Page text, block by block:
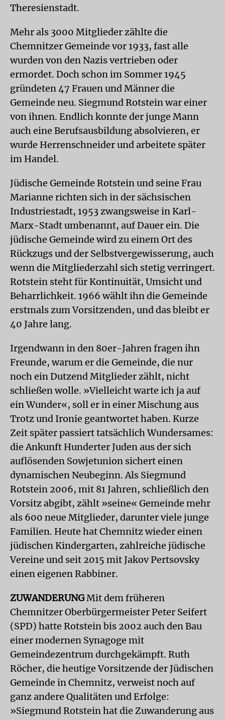
Theresienstadt.
Mehr als 3000 Mitglieder zählte die
Chemnitzer Gemeinde vor 1933, fast alle
wurden von den Nazis vertrieben oder
ermordet. Doch schon im Sommer 1945
gründeten 47 Frauen und Männer die
Gemeinde neu. Siegmund Rotstein war einer
von ihnen. Endlich konnte der junge Mann
auch eine Berufsausbildung absolvieren, er
wurde Herrenschneider und arbeitete später
im Handel.
Jüdische Gemeinde Rotstein und seine Frau
Marianne richten sich in der sächsischen
Industriestadt, 1953 zwangsweise in Karl-
Marx-Stadt umbenannt, auf Dauer ein. Die
jüdische Gemeinde wird zu einem Ort des
Rückzugs und der Selbstvergewisserung, auch
wenn die Mitgliederzahl sich stetig verringert.
Rotstein steht für Kontinuität, Umsicht und
Beharrlichkeit. 1966 wählt ihn die Gemeinde
erstmals zum Vorsitzenden, und das bleibt er
40 Jahre lang.
Irgendwann in den 80er-Jahren fragen ihn
Freunde, warum er die Gemeinde, die nur
noch ein Dutzend Mitglieder zählt, nicht
schließen wolle. »Vielleicht warte ich ja auf
ein Wunder«, soll er in einer Mischung aus
Trotz und Ironie geantwortet haben. Kurze
Zeit später passiert tatsächlich Wundersames:
die Ankunft Hunderter Juden aus der sich
auflösenden Sowjetunion sichert einen
dynamischen Neubeginn. Als Siegmund
Rotstein 2006, mit 81 Jahren, schließlich den
Vorsitz abgibt, zählt »seine« Gemeinde mehr
als 600 neue Mitglieder, darunter viele junge
Familien. Heute hat Chemnitz wieder einen
jüdischen Kindergarten, zahlreiche jüdische
Vereine und seit 2015 mit Jakov Pertsovsky
einen eigenen Rabbiner.
ZUWANDERUNGMit dem früheren
Chemnitzer Oberbürgermeister Peter Seifert
(SPD) hatte Rotstein bis 2002 auch den Bau
einer modernen Synagoge mit
Gemeindezentrum durchgekämpft. Ruth
Röcher, die heutige Vorsitzende der Jüdischen
Gemeinde in Chemnitz, verweist noch auf
ganz andere Qualitäten und Erfolge:
»Siegmund Rotstein hat die Zuwanderung aus